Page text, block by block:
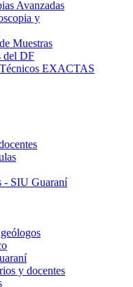
Avanzadas
y
Muestras
del DF
EXACTAS
- SIU Guaraní
y docentes